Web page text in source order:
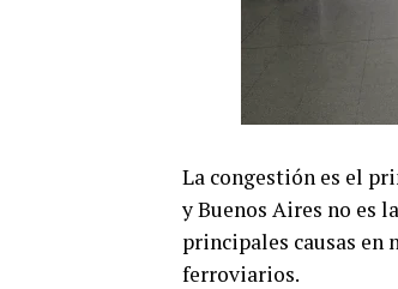
La congestión es el
y Buenos Aires no es
principales causas en
ferroviarios.